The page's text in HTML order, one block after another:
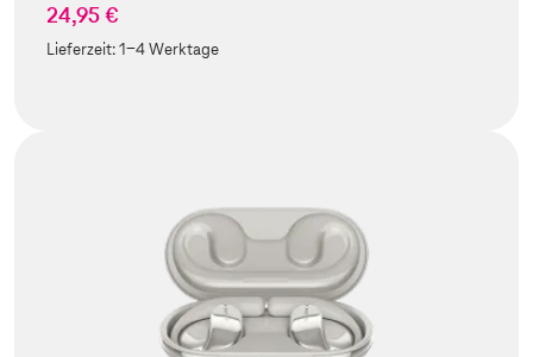
24,95 €
Lieferzeit:1-4 Werktage